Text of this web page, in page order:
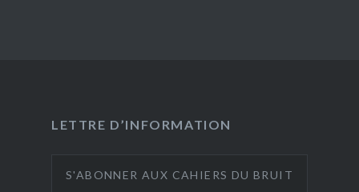
LETTRE D’INFORMATION